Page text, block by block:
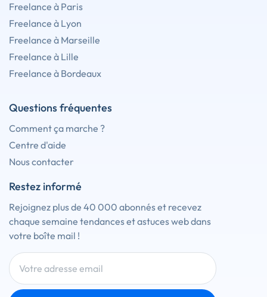
Freelance à Paris
Freelance à Lyon
Freelance à Marseille
Freelance à Lille
Freelance à Bordeaux
Questions fréquentes
Comment ça marche ?
Centre d'aide
Nous contacter
Restez informé
Rejoignez plus de 40 000 abonnés et recevez
chaque semaine tendances et astuces web dans
votre boîte mail !